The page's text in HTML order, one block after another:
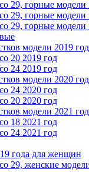
29, горные модели
29, горные модели
29, горные модели
модели 2019
20 2019 год
24 2019 год
модели 2020
24 2020 год
20 2020 год
модели 2021
18 2021 год
24 2021 год
года для женщин
29, женские